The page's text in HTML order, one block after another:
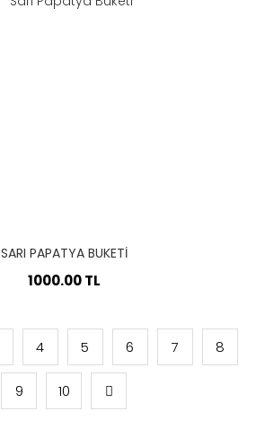
SARI PAPATYA BUKETI
1000.00 TL
4 5 6 7 8
9 10